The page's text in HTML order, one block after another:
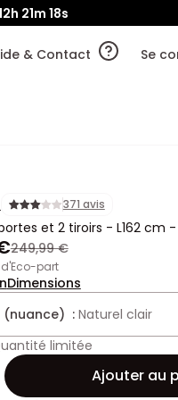
21m 18s
& Contact Se
371 avis
et 2 tiroirs - L162 cm -
249,99 €
d'Eco-part
Dimensions
(nuance) : Naturel clair
limitée
Ajouter au